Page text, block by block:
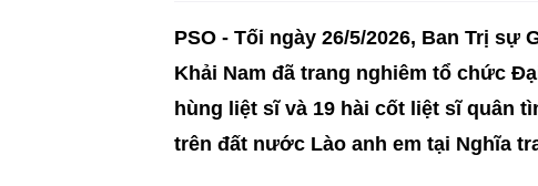
PSO - Tối ngày 26/5/2026, Ban Trị sự
Khải Nam đã trang nghiêm tổ chức
hùng liệt sĩ và 19 hài cốt liệt sĩ quân
trên đất nước Lào anh em tại Nghĩa